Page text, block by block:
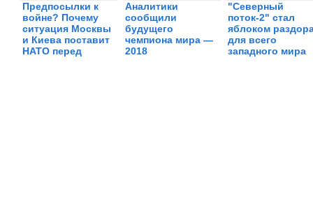
Предпосылки к
войне? Почему
ситуация Москвы
и Киева поставит
НАТО перед
Аналитики
сообщили
будущего
чемпиона мира —
2018
"Северный
поток-2" стал
яблоком
для всего
западного мира